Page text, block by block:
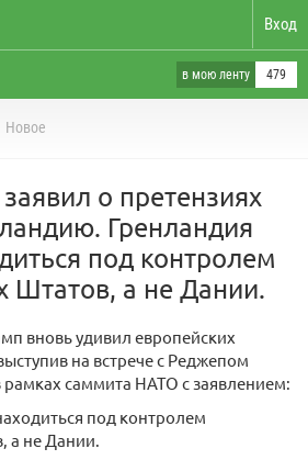
Вход
в мою ленту 479
Новое
о претензиях
Гренландия
под контролем
Штатов, а не Дании.
вновь удивил европейских
на встрече с Реджепом
саммита НАТО с заявлением:
под контролем
а не Дании.